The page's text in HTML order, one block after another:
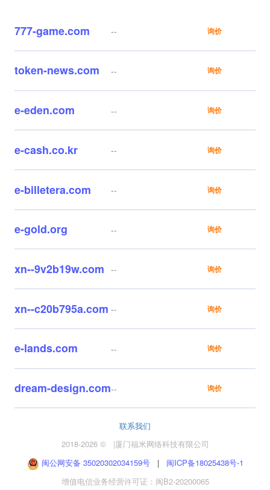
777-game.com -- 询价
token-news.com -- 询价
e-eden.com -- 询价
e-cash.co.kr -- 询价
e-billetera.com -- 询价
e-gold.org -- 询价
xn--9v2b19w.com -- 询价
xn--c20b795a.com -- 询价
e-lands.com -- 询价
dream-design.com-- 询价
联系我们
2018-2026 ©
|厦门福米网络科技有限公司
闽公网安备 35020302034159号
|
闽ICP备18025438号-1
增值电信业务经营许可证：闽B2-20200065